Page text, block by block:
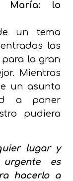
María: lo
un tema
las
la gran
Mientras
un asunto
a poner
pudiera
lugar y
es
hacerlo a